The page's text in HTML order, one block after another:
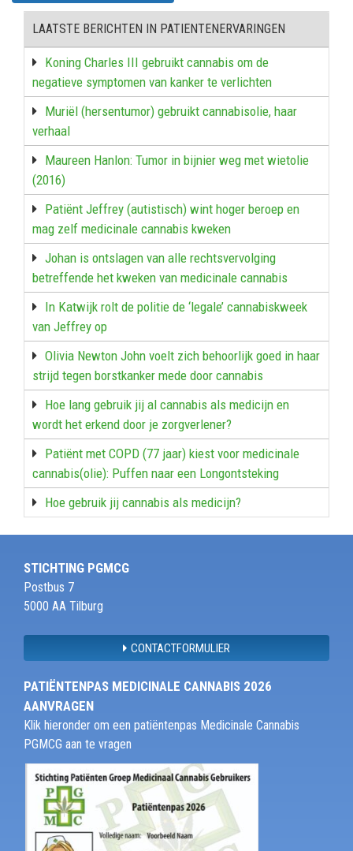
LAATSTE BERICHTEN IN PATIENTENERVARINGEN
Koning Charles III gebruikt cannabis om de
negatieve symptomen van kanker te verlichten
Muriël (hersentumor) gebruikt cannabisolie, haar
verhaal
Maureen Hanlon: Tumor in bijnier weg met wietolie
(2016)
Patiënt Jeffrey (autistisch) wint hoger beroep en
mag zelf medicinale cannabis kweken
Johan is ontslagen van alle rechtsvervolging
betreffende het kweken van medicinale cannabis
In Katwijk rolt de politie de ‘legale’ cannabiskweek
van Jeffrey op
Olivia Newton John voelt zich behoorlijk goed in haar
strijd tegen borstkanker mede door cannabis
Hoe lang gebruik jij al cannabis als medicijn en
wordt het erkend door je zorgverlener?
Patiënt met COPD (77 jaar) kiest voor medicinale
cannabis(olie): Puffen naar een Longontsteking
Hoe gebruik jij cannabis als medicijn?
STICHTING PGMCG
Postbus 7
5000 AA Tilburg
CONTACTFORMULIER
PATIËNTENPAS MEDICINALE CANNABIS 2026
AANVRAGEN
Klik hieronder om een patiëntenpas Medicinale Cannabis
PGMCG aan te vragen